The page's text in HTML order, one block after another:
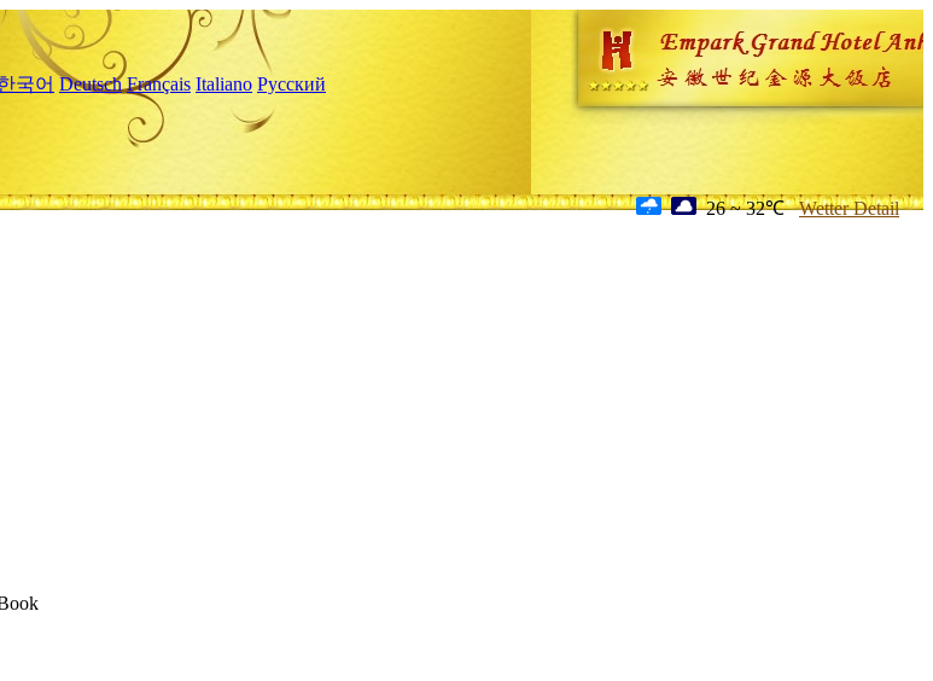
국어 Deutsch Français Italiano Русский
26 ~ 32℃ Wetter Detail